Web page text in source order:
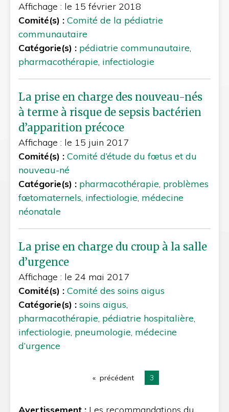
Affichage : le 15 février 2018
Comité(s) : Comité de la pédiatrie
communautaire
Catégorie(s) : pédiatrie communautaire,
pharmacothérapie, infectiologie
La prise en charge des nouveau-nés
à terme à risque de sepsis bactérien
d’apparition précoce
Affichage : le 15 juin 2017
Comité(s) : Comité d’étude du fœtus et du
nouveau-né
Catégorie(s) : pharmacothérapie, problèmes
fœtomaternels, infectiologie, médecine
néonatale
La prise en charge du croup à la salle
d’urgence
Affichage : le 24 mai 2017
Comité(s) : Comité des soins aigus
Catégorie(s) : soins aigus,
pharmacothérapie, pédiatrie hospitalière,
infectiologie, pneumologie, médecine
d’urgence
précédent pageVous êtes sur la
3